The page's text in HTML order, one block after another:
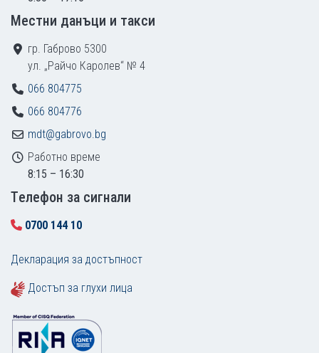
Местни данъци и такси
гр. Габрово 5300
ул. „Райчо Каролев“ № 4
066 804775
066 804776
mdt@gabrovo.bg
Работно време
8:15 – 16:30
Tелефон за сигнали
0700 144 10
Декларация за достъпност
Достъп за глухи лица